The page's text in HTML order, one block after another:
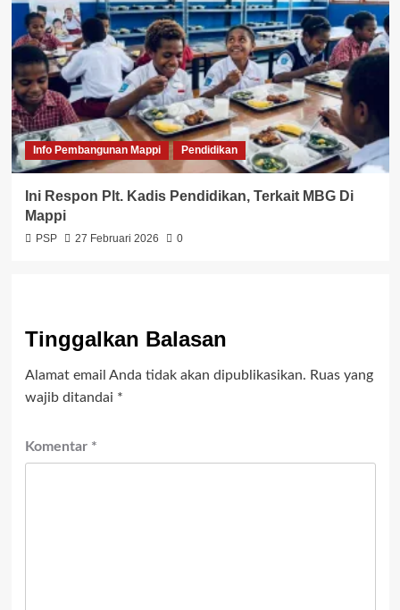
Info Pembangunan Mappi Pendidikan
Ini Respon Plt. Kadis Pendidikan, Terkait MBG Di
Mappi
PSP 27 Februari 2026 0
Tinggalkan Balasan
Alamat email Anda tidak akan dipublikasikan. Ruas yang
wajib ditandai *
Komentar *